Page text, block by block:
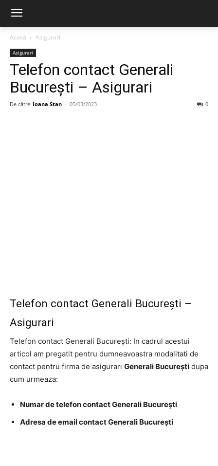
Acasă Asigurari
Asigurari
Telefon contact Generali
București – Asigurari
De către Ioana Stan - 05/03/2023 0
Telefon contact Generali București –
Asigurari
Telefon contact Generali București: In cadrul acestui
articol am pregatit pentru dumneavoastra modalitati de
contact pentru firma de asigurari Generali București dupa
cum urmeaza:
Numar de telefon contact Generali București
Adresa de email contact Generali București